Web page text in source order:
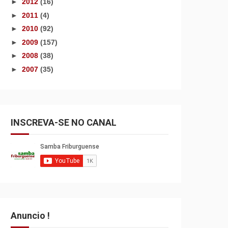
► 2012 (16)
► 2011 (4)
► 2010 (92)
► 2009 (157)
► 2008 (38)
► 2007 (35)
INSCREVA-SE NO CANAL
Anuncio !